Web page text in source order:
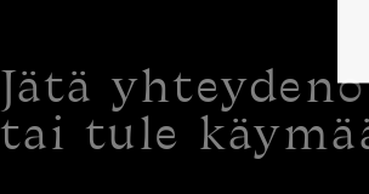
Jätä
tai tule